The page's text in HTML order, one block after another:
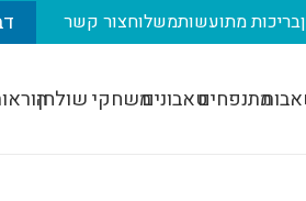
בריכות מתועשותמשלוחצור קשר
מתנפחיםטאבוניםמשחקי שולחן